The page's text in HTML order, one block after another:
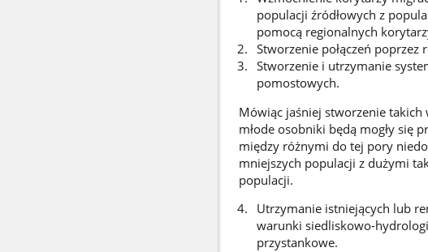
populacji źródłowych z
pomocą regionalnych
Stworzenie połączeń
Stworzenie i utrzymanie
pomostowych.
Mówiąc jaśniej stworzenie
młode osobniki będą mogły się
między różnymi do tej pory
mniejszych populacji z dużymi
populacji.
Utrzymanie istniejących lub
warunki siedliskowo-
przystankowe.